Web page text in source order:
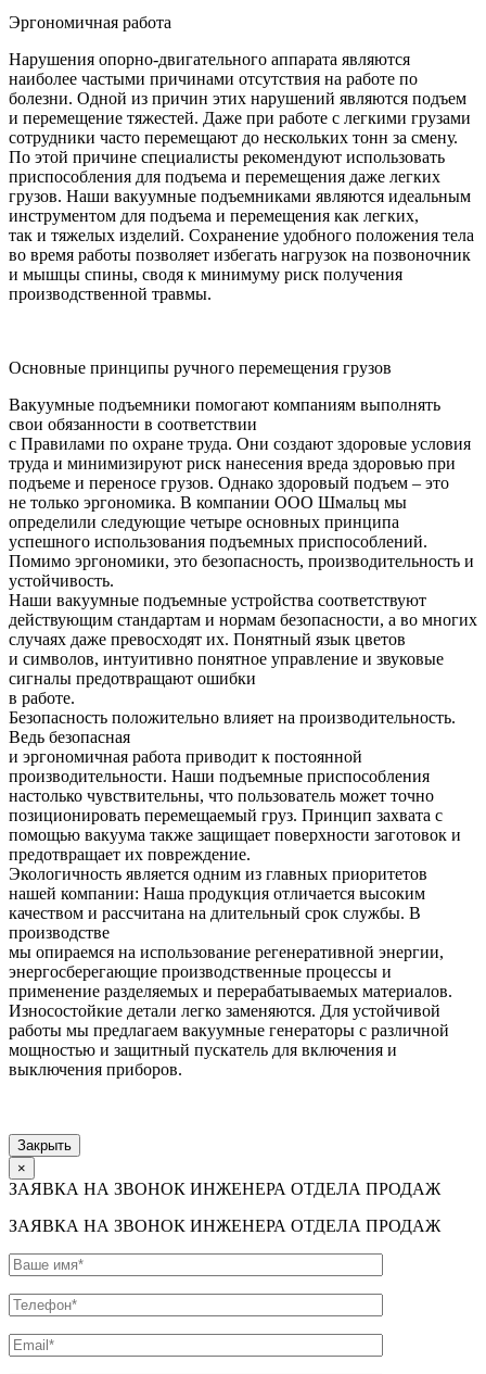
Эргономичная работа
Нарушения опорно-двигательного аппарата являются
наиболее частыми причинами отсутствия на работе по
болезни. Одной из причин этих нарушений являются подъем
и перемещение тяжестей. Даже при работе с легкими грузами
сотрудники часто перемещают до нескольких тонн за смену.
По этой причине специалисты рекомендуют использовать
приспособления для подъема и перемещения даже легких
грузов. Наши вакуумные подъемниками являются идеальным
инструментом для подъема и перемещения как легких,
так и тяжелых изделий. Сохранение удобного положения тела
во время работы позволяет избегать нагрузок на позвоночник
и мышцы спины, сводя к минимуму риск получения
производственной травмы.
Основные принципы ручного перемещения грузов
Вакуумные подъемники помогают компаниям выполнять
свои обязанности в соответствии
с Правилами по охране труда. Они создают здоровые условия
труда и минимизируют риск нанесения вреда здоровью при
подъеме и переносе грузов. Однако здоровый подъем – это
не только эргономика. В компании ООО Шмальц мы
определили следующие четыре основных принципа
успешного использования подъемных приспособлений.
Помимо эргономики, это безопасность, производительность и
устойчивость.
Наши вакуумные подъемные устройства соответствуют
действующим стандартам и нормам безопасности, а во многих
случаях даже превосходят их. Понятный язык цветов
и символов, интуитивно понятное управление и звуковые
сигналы предотвращают ошибки
в работе.
Безопасность положительно влияет на производительность.
Ведь безопасная
и эргономичная работа приводит к постоянной
производительности. Наши подъемные приспособления
настолько чувствительны, что пользователь может точно
позиционировать перемещаемый груз. Принцип захвата с
помощью вакуума также защищает поверхности заготовок и
предотвращает их повреждение.
Экологичность является одним из главных приоритетов
нашей компании: Наша продукция отличается высоким
качеством и рассчитана на длительный срок службы. В
производстве
мы опираемся на использование регенеративной энергии,
энергосберегающие производственные процессы и
применение разделяемых и перерабатываемых материалов.
Износостойкие детали легко заменяются. Для устойчивой
работы мы предлагаем вакуумные генераторы с различной
мощностью и защитный пускатель для включения и
выключения приборов.
Закрыть
×
ЗАЯВКА НА ЗВОНОК ИНЖЕНЕРА ОТДЕЛА ПРОДАЖ
ЗАЯВКА НА ЗВОНОК ИНЖЕНЕРА ОТДЕЛА ПРОДАЖ